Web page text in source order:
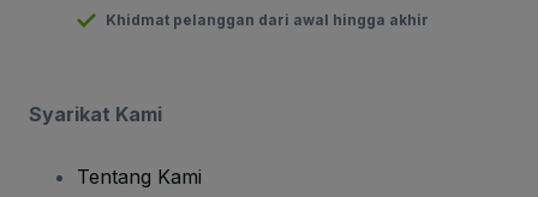
Khidmat pelanggan dari awal hingga akhir
Syarikat Kami
Tentang Kami